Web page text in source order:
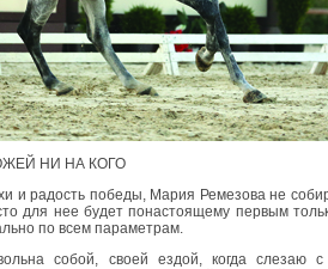
НИ НА КОГО
и радость победы, Мария Ремезова не
для нее будет понастоящему первым
по всем параметрам.
собой, своей ездой, когда слезаю